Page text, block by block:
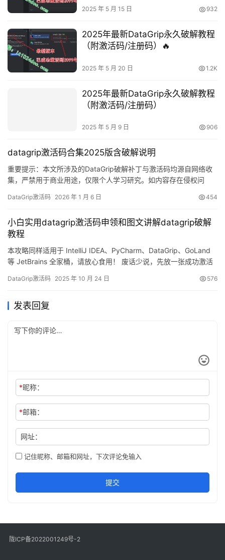
2025 年 5 月 15 日 932
2025年最新DataGrip永久破解教程
（附激活码/注册码）🔥
2025 年 5 月 20 日 1.2K
2025年最新DataGrip永久破解教程
（附激活码/注册码）
2025 年 5 月 9 日 906
datagrip激活码合集2025版含破解说明
重要提示：本文所涉及的DataGrip破解补丁与激活码均源自网络收
集，严禁用于商业用途，仅限个人学习研究。如内容存在侵权问
件！ 话不多说，先展示DataGrip 2025.2.1版本破解成功的界面截
文详解的方式，手把手教大家如何激活最新版D…
DataGrip激活码 2026 年 1 月 6 日 454
小白实用datagrip激活码申领和图文讲解datagrip破解
教程
本攻略同样适用于 IntelliJ IDEA、PyCharm、DataGrip、GoLand
等 JetBrains 全家桶，请放心食用！ 废话少说，先放一张成功激活
式，手把手带你把 DataGrip 激活到 2099 年。老版本也能用，无论
DataGrip激活码 2025 年 10 月 24 日 576
发表回复
*昵称：
*邮箱：
网址：
记住昵称、邮箱和网址，下次评论免输入
提交
陇ICP备2022001249号-2